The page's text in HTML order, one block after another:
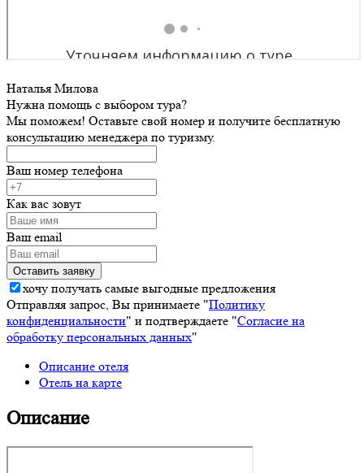
Наталья Милова
Нужна помощь с выбором тура?
Мы поможем! Оставьте свой номер и получите бесплатную
консультацию менеджера по туризму.
Ваш номер телефона
Как вас зовут
Ваш email
хочу получать самые выгодные предложения
Отправляя запрос, Вы принимаете "Политику
конфиденциальности" и подтверждаете "Согласие на
обработку персональных данных"
Описание отеля
Отель на карте
Описание